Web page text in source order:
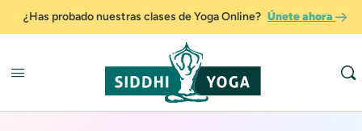
¿Has probado nuestras clases de Yoga Online? Únete ahora